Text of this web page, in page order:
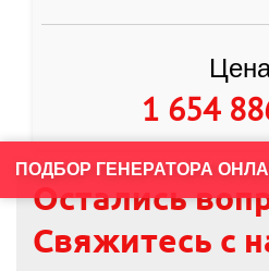
1 654
Остались
Свяжитесь с
ПОДБОР ГЕНЕРАТОРА